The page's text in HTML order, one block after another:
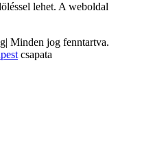
lehet. A weboldal
Minden jog fenntartva.
csapata